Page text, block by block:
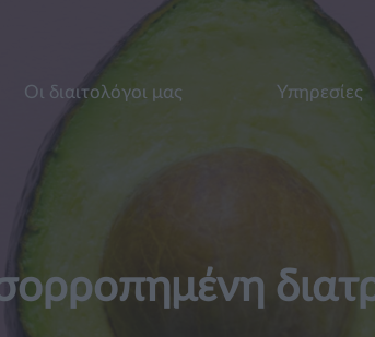
Οι διαιτολόγοι μας Υπηρεσίες